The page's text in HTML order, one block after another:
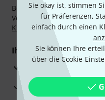
Sie okay ist, stimmen
für Präferenzen,
einfach durch einen
Sie können Ihre
über die Cookie-
Bezahlen Sie vertraulich
Vorkasse, PayPal, Amazon
Klarna Ratenzahlungoder
Ihre Vorteile
3 Jahre Thomann
30 Tage Money-Back-